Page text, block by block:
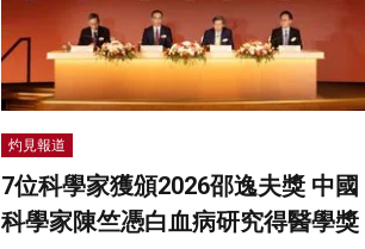
灼見報道
7位科學家獲頒2026邵逸夫獎 中國
科學家陳竺憑白血病研究得醫學獎